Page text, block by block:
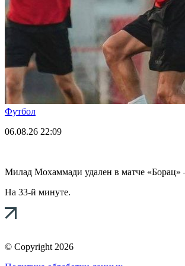
Футбол
06.08.26 22:09
Милад Мохаммади удален в матче
На 33-й минуте.
© Copyright 2026